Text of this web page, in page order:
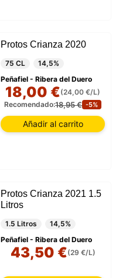
Protos Crianza 2020
75 CL
14,5%
Peñafiel - Ribera del Duero
18,00 €(24,00 €/L)
Recomendado:18,95 € -5%
Añadir al carrito
Protos Crianza 2021 1.5
Litros
1.5 Litros
14,5%
Peñafiel - Ribera del Duero
43,50 €(29 €/L)